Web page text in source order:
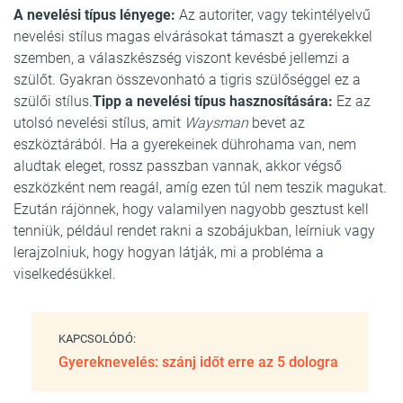
A nevelési típus lényege: Az autoriter, vagy tekintélyelvű
nevelési stílus magas elvárásokat támaszt a gyerekekkel
szemben, a válaszkészség viszont kevésbé jellemzi a
szülőt. Gyakran összevonható a tigris szülőséggel ez a
szülői stílus.Tipp a nevelési típus hasznosítására: Ez az
utolsó nevelési stílus, amit Waysman bevet az
eszköztárából. Ha a gyerekeinek dührohama van, nem
aludtak eleget, rossz passzban vannak, akkor végső
eszközként nem reagál, amíg ezen túl nem teszik magukat.
Ezután rájönnek, hogy valamilyen nagyobb gesztust kell
tenniük, például rendet rakni a szobájukban, leírniuk vagy
lerajzolniuk, hogy hogyan látják, mi a probléma a
viselkedésükkel.
KAPCSOLÓDÓ:
Gyereknevelés: szánj időt erre az 5 dologra